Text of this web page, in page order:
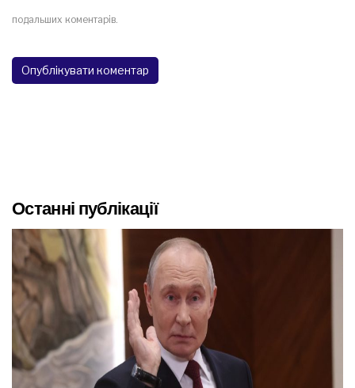
подальших коментарів.
Останні публікації